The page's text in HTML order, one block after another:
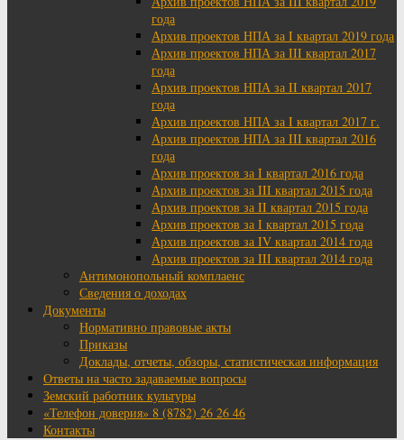
года
Архив проектов НПА за I квартал 2019 года
Архив проектов НПА за III квартал 2017
года
Архив проектов НПА за II квартал 2017
года
Архив проектов НПА за I квартал 2017 г.
Архив проектов НПА за III квартал 2016
года
Архив проектов за I квартал 2016 года
Архив проектов за III квартал 2015 года
Архив проектов за II квартал 2015 года
Архив проектов за I квартал 2015 года
Архив проектов за IV квартал 2014 года
Архив проектов за III квартал 2014 года
Антимонопольный комплаенс
Сведения о доходах
Документы
Нормативно правовые акты
Приказы
Доклады, отчеты, обзоры, статистическая информация
Ответы на часто задаваемые вопросы
Земский работник культуры
«Телефон доверия» 8 (8782) 26 26 46
Контакты